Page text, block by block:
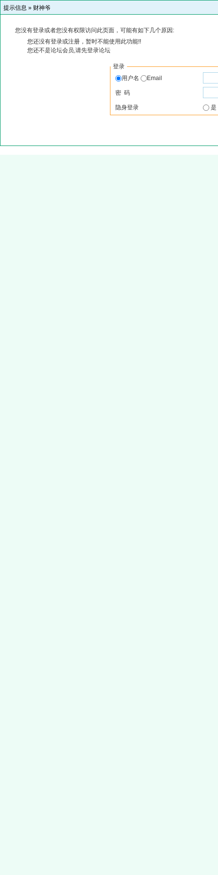
提示信息 » 财神爷
您没有登录或者您没有权限访问此页面，可能有如下几个原因:
您还没有登录或注册，暂时不能使用此功能!!
您还不是论坛会员,请先登录论坛
登录
用户名
Email
密 码
隐身登录